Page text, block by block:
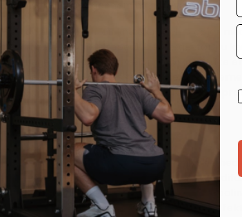
stabilisere knæet gennem hver bevægelse.
Hvis du allerede har en knæskade eller døjer
snak med din fysioterapeut eller læge, før du
underlaget er blødt, og træningsformen ofte er
særlige hensyn. Måske skal du justere
bestemte bevægelser for ikke at forværre
Trampolin og knogleskørhed
For personer, der kæmper med knogleskørhed
kontrolleret trampolintræning være et
behandling. Den lette belastning, som
knogledannelsen på en måde, der er både